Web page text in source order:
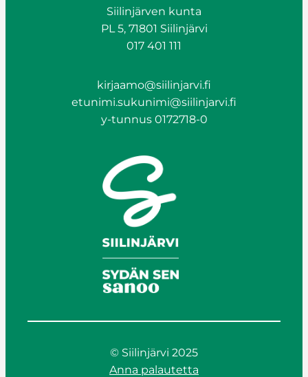
Siilinjärven kunta
PL 5, 71801 Siilinjärvi
017 401 111
kirjaamo@siilinjarvi.fi
etunimi.sukunimi@siilinjarvi.fi
y-tunnus 0172718-0
© Siilinjärvi 2025
Anna palautetta